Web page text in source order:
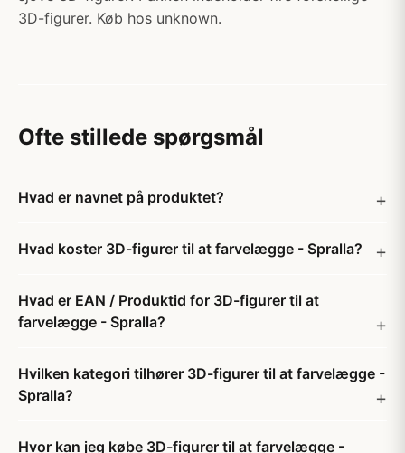
3D-figurer. Køb hos unknown.
Ofte stillede spørgsmål
Hvad er navnet på produktet?
Hvad koster 3D-figurer til at farvelægge - Spralla?
Hvad er EAN / Produktid for 3D-figurer til at
farvelægge - Spralla?
Hvilken kategori tilhører 3D-figurer til at farvelægge -
Spralla?
Hvor kan jeg købe 3D-figurer til at farvelægge -